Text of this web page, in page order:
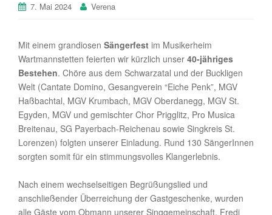
7. Mai 2024 Verena
Mit einem grandiosen Sängerfest im Musikerheim
Wartmannstetten feierten wir kürzlich unser 40-jähriges
Bestehen. Chöre aus dem Schwarzatal und der Buckligen
Welt (Cantate Domino, Gesangverein “Eiche Penk”, MGV
Haßbachtal, MGV Krumbach, MGV Oberdanegg, MGV St.
Egyden, MGV und gemischter Chor Prigglitz, Pro Musica
Breitenau, SG Payerbach-Reichenau sowie Singkreis St.
Lorenzen) folgten unserer Einladung. Rund 130 SängerInnen
sorgten somit für ein stimmungsvolles Klangerlebnis.
Nach einem wechselseitigen Begrüßungslied und
anschließender Überreichung der Gastgeschenke, wurden
alle Gäste vom Obmann unserer Singgemeinschaft, Fredi